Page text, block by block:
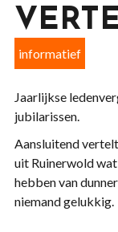
informatief
Jaarlijkse
jubilarissen.
Aansluitend
uit Ruinerwold
hebben van
niemand gelukkig.